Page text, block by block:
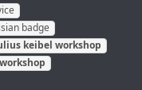
badge
keibel workshop
workshop